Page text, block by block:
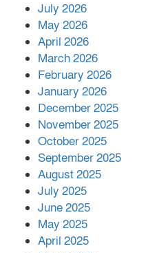
পর
July 2026
May 2026
April 2026
March 2026
February 2026
January 2026
December 2025
November 2025
October 2025
September 2025
August 2025
July 2025
June 2025
May 2025
April 2025